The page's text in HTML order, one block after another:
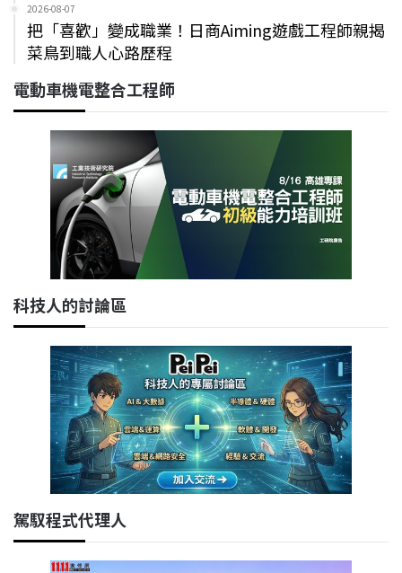
2026-08-07
把「喜歡」變成職業！日商Aiming遊戲工程師親揭
菜鳥到職人心路歷程
電動車機電整合工程師
科技人的討論區
駕馭程式代理人